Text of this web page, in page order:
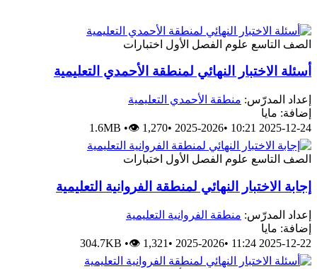
الصف التاسع علوم الفصل الأول اختبارات
أسئلة الاختبار النهائي لمنطقة الأحمدي التعليمية
إعداد المدرّس: منطقة الأحمدي التعليمية
إضافة: مايا
2025-12-24 10:21
•
2025-2026
•
1.6MB •👁 1,270
الصف التاسع علوم الفصل الأول اختبارات
إجابة الاختبار النهائي لمنطقة الفروانية التعليمية
إعداد المدرّس: منطقة الفروانية التعليمية
إضافة: مايا
2025-12-22 11:24
•
2025-2026
•
304.7KB •👁 1,321